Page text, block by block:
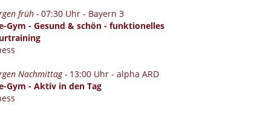
früh - 07:30 Uhr - Bayern 3
Gym - Gesund & schön - funktionelles
Nachmittag - 13:00 Uhr - alpha ARD
Gym - Aktiv in den Tag